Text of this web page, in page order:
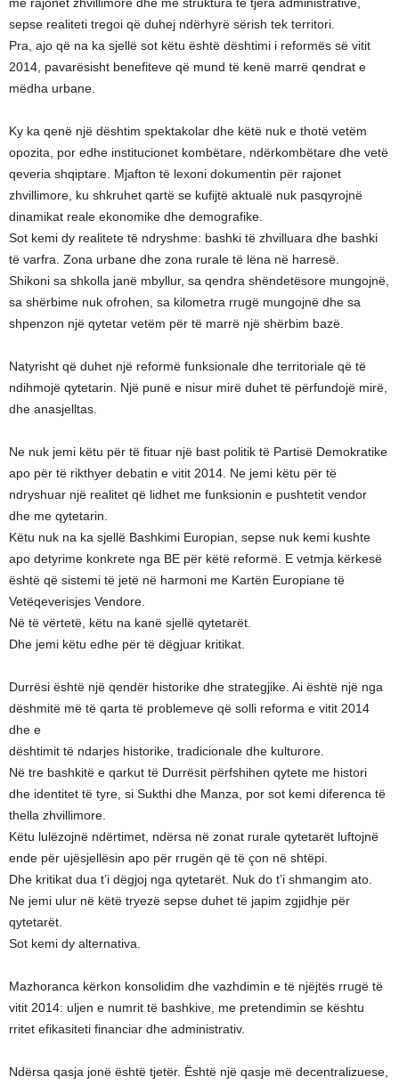
me rajonet zhvillimore dhe me struktura të tjera administrative,
sepse realiteti tregoi që duhej ndërhyrë sërish tek territori.
Pra, ajo që na ka sjellë sot këtu është dështimi i reformës së vitit
2014, pavarësisht benefiteve që mund të kenë marrë qendrat e
mëdha urbane.
Ky ka qenë një dështim spektakolar dhe këtë nuk e thotë vetëm
opozita, por edhe institucionet kombëtare, ndërkombëtare dhe vetë
qeveria shqiptare. Mjafton të lexoni dokumentin për rajonet
zhvillimore, ku shkruhet qartë se kufijtë aktualë nuk pasqyrojnë
dinamikat reale ekonomike dhe demografike.
Sot kemi dy realitete të ndryshme: bashki të zhvilluara dhe bashki
të varfra. Zona urbane dhe zona rurale të lëna në harresë.
Shikoni sa shkolla janë mbyllur, sa qendra shëndetësore mungojnë,
sa shërbime nuk ofrohen, sa kilometra rrugë mungojnë dhe sa
shpenzon një qytetar vetëm për të marrë një shërbim bazë.
Natyrisht që duhet një reformë funksionale dhe territoriale që të
ndihmojë qytetarin. Një punë e nisur mirë duhet të përfundojë mirë,
dhe anasjelltas.
Ne nuk jemi këtu për të fituar një bast politik të Partisë Demokratike
apo për të rikthyer debatin e vitit 2014. Ne jemi këtu për të
ndryshuar një realitet që lidhet me funksionin e pushtetit vendor
dhe me qytetarin.
Këtu nuk na ka sjellë Bashkimi Europian, sepse nuk kemi kushte
apo detyrime konkrete nga BE për këtë reformë. E vetmja kërkesë
është që sistemi të jetë në harmoni me Kartën Europiane të
Vetëqeverisjes Vendore.
Në të vërtetë, këtu na kanë sjellë qytetarët.
Dhe jemi këtu edhe për të dëgjuar kritikat.
Durrësi është një qendër historike dhe strategjike. Ai është një nga
dëshmitë më të qarta të problemeve që solli reforma e vitit 2014
dhe e
dështimit të ndarjes historike, tradicionale dhe kulturore.
Në tre bashkitë e qarkut të Durrësit përfshihen qytete me histori
dhe identitet të tyre, si Sukthi dhe Manza, por sot kemi diferenca të
thella zhvillimore.
Këtu lulëzojnë ndërtimet, ndërsa në zonat rurale qytetarët luftojnë
ende për ujësjellësin apo për rrugën që të çon në shtëpi.
Dhe kritikat dua t’i dëgjoj nga qytetarët. Nuk do t’i shmangim ato.
Ne jemi ulur në këtë tryezë sepse duhet të japim zgjidhje për
qytetarët.
Sot kemi dy alternativa.
Mazhoranca kërkon konsolidim dhe vazhdimin e të njëjtës rrugë të
vitit 2014: uljen e numrit të bashkive, me pretendimin se kështu
rritet efikasiteti financiar dhe administrativ.
Ndërsa qasja jonë është tjetër. Është një qasje më decentralizuese,